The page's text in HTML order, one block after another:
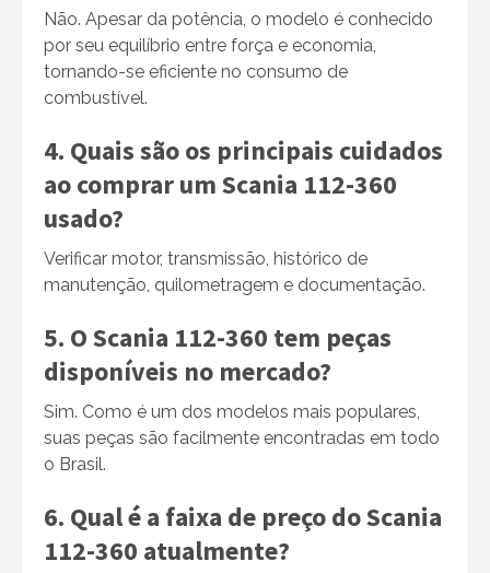
Não. Apesar da potência, o modelo é conhecido
por seu equilíbrio entre força e economia,
tornando-se eficiente no consumo de
combustível.
4. Quais são os principais cuidados
ao comprar um Scania 112-360
usado?
Verificar motor, transmissão, histórico de
manutenção, quilometragem e documentação.
5. O Scania 112-360 tem peças
disponíveis no mercado?
Sim. Como é um dos modelos mais populares,
suas peças são facilmente encontradas em todo
o Brasil.
6. Qual é a faixa de preço do Scania
112-360 atualmente?